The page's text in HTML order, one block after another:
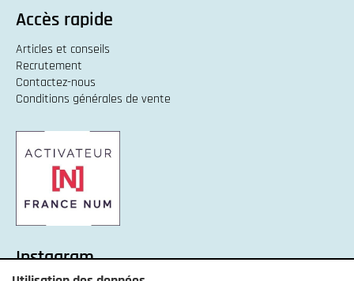
Accès rapide
Articles et conseils
Recrutement
Contactez-nous
Conditions générales de vente
Instagram